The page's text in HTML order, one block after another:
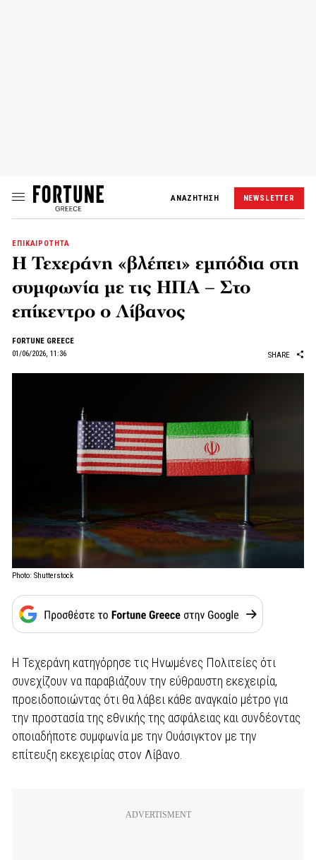
ΑΝΑΖΗΤΗΣΗ NEWSLETTER
ΕΠΙΚΑΙΡΟΤΗΤΑ
Η Τεχεράνη «βλέπει» εμπόδια στη
συμφωνία με τις ΗΠΑ – Στο
επίκεντρο ο Λίβανος
FORTUNE GREECE
01/06/2026, 11:36
SHARE
Photo: Shutterstock
Η Τεχεράνη κατηγόρησε τις Ηνωμένες Πολιτείες ότι
συνεχίζουν να παραβιάζουν την εύθραυστη εκεχειρία,
προειδοποιώντας ότι θα λάβει κάθε αναγκαίο μέτρο για
την προστασία της εθνικής της ασφάλειας και συνδέοντας
οποιαδήποτε συμφωνία με την Ουάσιγκτον με την
επίτευξη εκεχειρίας στον Λίβανο.